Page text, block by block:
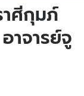
ศีกุมภ์
าจารย์จู